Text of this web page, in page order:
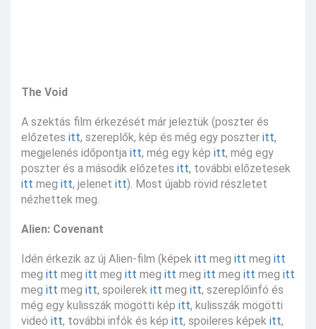
The Void
A szektás film érkezését már jeleztük (poszter és
előzetes itt, szereplők, kép és még egy poszter itt,
megjelenés időpontja itt, még egy kép itt, még egy
poszter és a második előzetes itt, további előzetesek
itt meg itt, jelenet itt). Most újabb rövid részletet
nézhettek meg.
Alien: Covenant
Idén érkezik az új Alien-film (képek itt meg itt meg itt
meg itt meg itt meg itt meg itt meg itt meg itt meg itt
meg itt meg itt, spoilerek itt meg itt, szereplőinfó és
még egy kulisszák mögötti kép itt, kulisszák mögötti
videó itt, további infók és kép itt, spoileres képek itt,